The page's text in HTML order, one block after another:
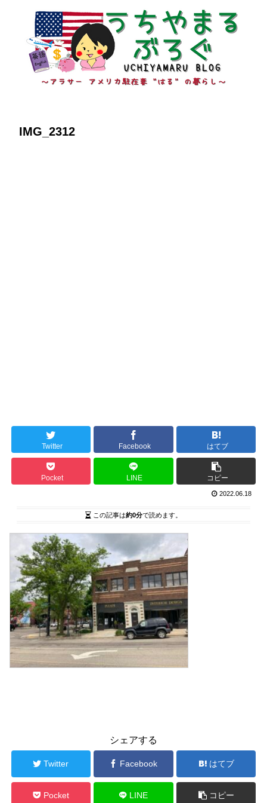
IMG_2312
Twitter Facebook はてブ
Pocket LINE コピー
2022.06.18
この記事は約0分で読めます。
シェアする
Twitter Facebook はてブ
Pocket LINE コピー